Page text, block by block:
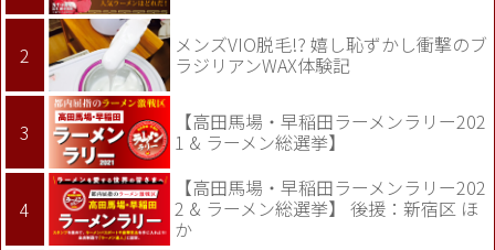
メンズVIO脱毛!? 嬉し恥ずかし衝撃のブ
ラジリアンWAX体験記
【高田馬場・早稲田ラーメンラリー202
1 & ラーメン総選挙】
【高田馬場・早稲田ラーメンラリー202
2 & ラーメン総選挙】 後援：新宿区 ほ
か